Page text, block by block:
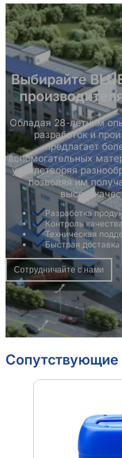
Выбирайте
Обладая 28-летним
разработок и
предлагает
вспомогательных
удовлетворяя
позволяя им
Разработка
Контроль
Техническая
Быстрая доставка
Сотрудничайте с нами
Сопутствующие